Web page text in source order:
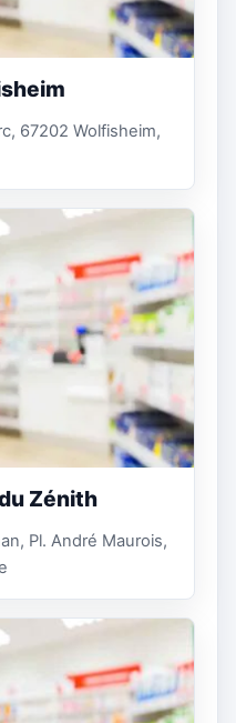
67202 Wolfisheim,
Zénith
Pl. André Maurois,